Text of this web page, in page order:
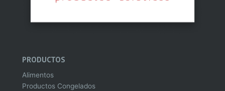
PRODUCTOS
Alimentos
Productos Congelados